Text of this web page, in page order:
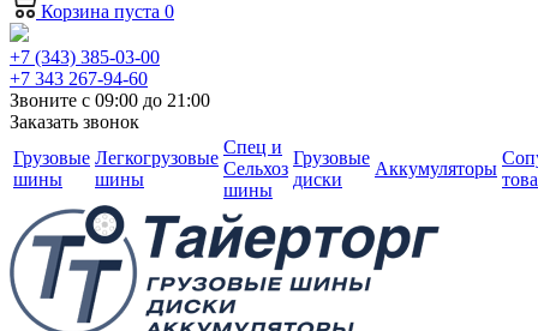
Корзина пуста 0
+7 (343) 385-03-00
+7 343 267-94-60
Звоните с 09:00 до 21:00
Заказать звонок
Грузовые
шины
Легкогрузовые
шины
Спец и
Сельхоз
шины
Грузовые
диски
Аккумуляторы